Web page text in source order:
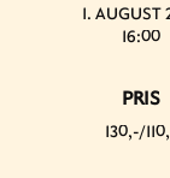
1. AUGUST
16:00
PRIS
130,-/